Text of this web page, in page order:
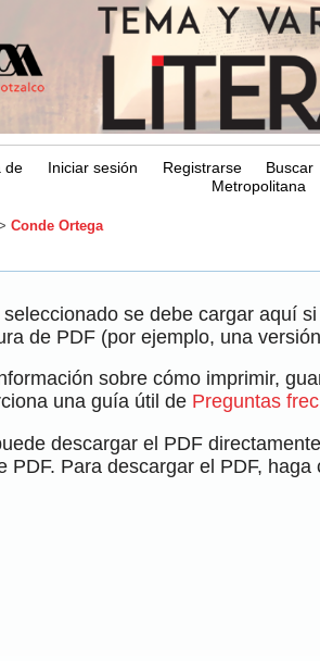
de Iniciar sesión Registrarse
Buscar
Metropolitana
Conde Ortega
se debe cargar aquí
de PDF (por ejemplo, una
sobre cómo imprimir,
una guía útil de Preguntas
descargar el PDF
PDF. Para descargar el PDF,